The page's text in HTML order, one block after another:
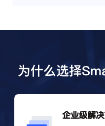
为什么选择
企业级解